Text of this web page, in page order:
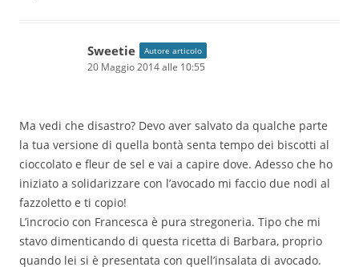
Sweetie Autore articolo
20 Maggio 2014 alle 10:55
Ma vedi che disastro? Devo aver salvato da qualche parte
la tua versione di quella bontà senta tempo dei biscotti al
cioccolato e fleur de sel e vai a capire dove. Adesso che ho
iniziato a solidarizzare con l’avocado mi faccio due nodi al
fazzoletto e ti copio!
L’incrocio con Francesca è pura stregoneria. Tipo che mi
stavo dimenticando di questa ricetta di Barbara, proprio
quando lei si è presentata con quell’insalata di avocado.